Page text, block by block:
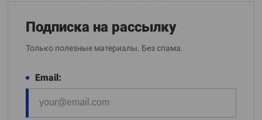
Подписка на рассылку
Только полезные материалы. Без спама.
Email: